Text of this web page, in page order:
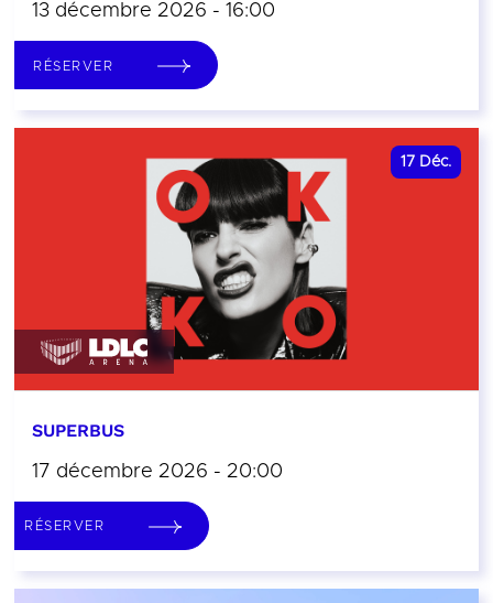
13 décembre 2026 - 16:00
RÉSERVER
17 Déc.
SUPERBUS
17 décembre 2026 - 20:00
RÉSERVER